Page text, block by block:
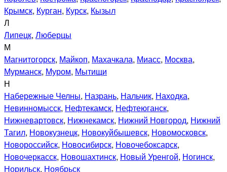
Крымск, Курган, Курск, Кызыл
Л
Липецк, Люберцы
М
Магнитогорск, Майкоп, Махачкала, Миасс, Москва,
Мурманск, Муром, Мытищи
Н
Набережные Челны, Назрань, Нальчик, Находка,
Невинномысск, Нефтекамск, Нефтеюганск,
Нижневартовск, Нижнекамск, Нижний Новгород, Нижний
Тагил, Новокузнецк, Новокуйбышевск, Новомосковск,
Новороссийск, Новосибирск, Новочебоксарск,
Новочеркасск, Новошахтинск, Новый Уренгой, Ногинск,
Норильск, Ноябрьск